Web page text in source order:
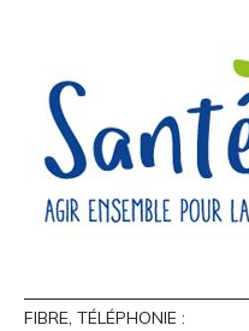
FIBRE, TÉLÉPHONIE :